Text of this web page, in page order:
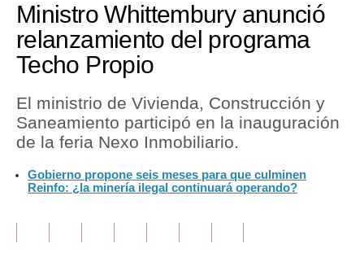
Economía
Mercados
Política
Finanzas Personales
Inmobiliarias
Ministro Whittembury anunció
relanzamiento del programa
Techo Propio
El ministrio de Vivienda, Construcción y
Saneamiento participó en la inauguración
de la feria Nexo Inmobiliario.
Gobierno propone seis meses para que culminen
Reinfo: ¿la minería ilegal continuará operando?